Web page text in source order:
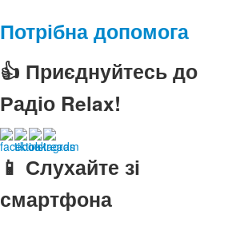
Потрібна допомога
👍 Приєднуйтесь до
Радіо Relax!
📱 Слухайте зі
смартфона